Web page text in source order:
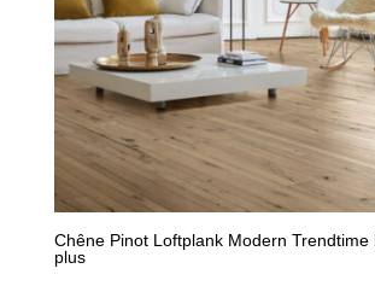
Chêne Pinot Loftplank Modern Trendtime
plus